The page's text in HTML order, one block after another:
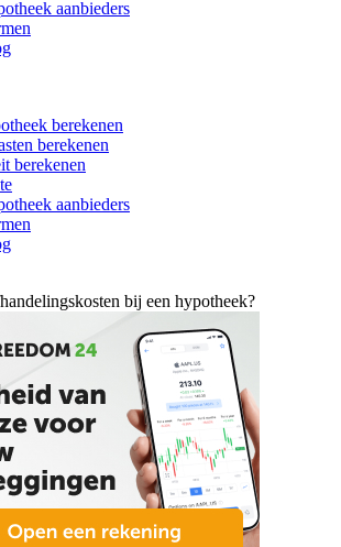
aanbieders
berekenen
berekenen
berekenen
aanbieders
bij een hypotheek?